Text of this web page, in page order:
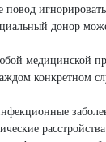
повод
донор
медицинской
конкретном